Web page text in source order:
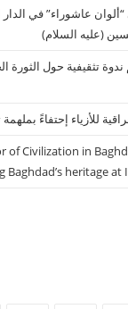
عاشوراء” في الدار
(عليه السلام)
ندوة تثقيفية حول الثورة
للأزياء إحتفاءً
of Civilization in
Baghdad’s heritage